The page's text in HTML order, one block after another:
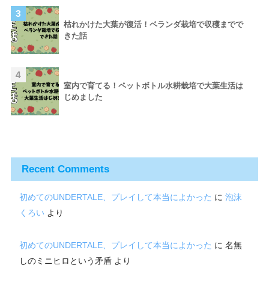
3
枯れかけた大葉が復活！ベランダ栽培で収穫までで
きた話
4
室内で育てる！ペットボトル水耕栽培で大葉生活は
じめました
Recent Comments
初めてのUNDERTALE、プレイして本当によかった に 泡沫
くろい より
初めてのUNDERTALE、プレイして本当によかった に 名無
しのミニヒロという矛盾より